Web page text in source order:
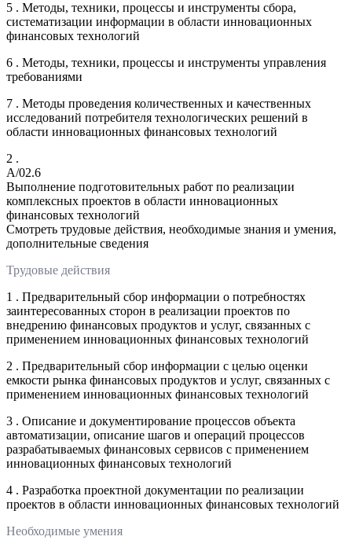
5 . Методы, техники, процессы и инструменты сбора,
систематизации информации в области инновационных
финансовых технологий
6 . Методы, техники, процессы и инструменты управления
требованиями
7 . Методы проведения количественных и качественных
исследований потребителя технологических решений в
области инновационных финансовых технологий
2 .
A/02.6
Выполнение подготовительных работ по реализации
комплексных проектов в области инновационных
финансовых технологий
Смотреть трудовые действия, необходимые знания и умения,
дополнительные сведения
Трудовые действия
1 . Предварительный сбор информации о потребностях
заинтересованных сторон в реализации проектов по
внедрению финансовых продуктов и услуг, связанных с
применением инновационных финансовых технологий
2 . Предварительный сбор информации с целью оценки
емкости рынка финансовых продуктов и услуг, связанных с
применением инновационных финансовых технологий
3 . Описание и документирование процессов объекта
автоматизации, описание шагов и операций процессов
разрабатываемых финансовых сервисов с применением
инновационных финансовых технологий
4 . Разработка проектной документации по реализации
проектов в области инновационных финансовых технологий
Необходимые умения